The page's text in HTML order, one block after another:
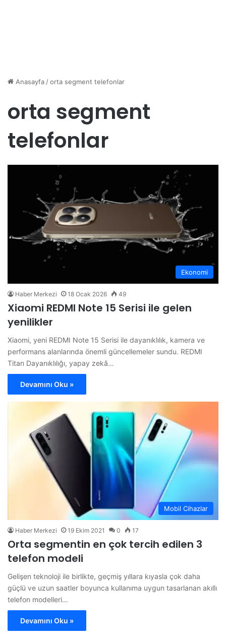
Anasayfa/orta segment telefonlar
orta segment
telefonlar
Ekonomi
Haber Merkezi 18 Ocak 2026 49
Xiaomi REDMI Note 15 Serisi ile gelen
yenilikler
Xiaomi, yeni REDMI Note 15 Serisi ile dayanıklılık, kamera ve
performans alanlarında önemli güncellemeler sundu. REDMI
Titan Dayanıklılığı, yapay zekâ…
Devamını Oku »
Mobil Cihazlar
Haber Merkezi 19 Ekim 2021 0 17
Orta segmentin en çok tercih edilen 3
telefon modeli
Gelişen teknoloji ile birlikte, geçmiş yıllara kıyasla çok daha
güçlü ve uzun saatler boyunca kullanıma uygun tasarlanan akıllı
telefon modelleri…
Devamını Oku »